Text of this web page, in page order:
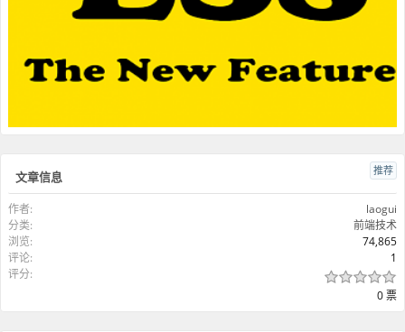
推荐
文章信息
作者:
laogui
分类:
前端技术
浏览:
74,865
评论:
1
评分:
0 票